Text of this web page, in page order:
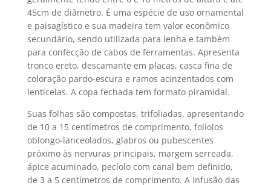
45cm de diâmetro. É uma espécie de uso ornamental
e paisagístico e sua madeira tem valor econômico
secundário, sendo utilizada para lenha e também
para confecção de cabos de ferramentas. Apresenta
tronco ereto, descamante em placas, casca fina de
coloração pardo-escura e ramos acinzentados com
lenticelas. A copa fechada tem formato piramidal.
Suas folhas são compostas, trifoliadas, apresentando
de 10 a 15 centímetros de comprimento, folíolos
oblongo-lanceolados, glabros ou pubescentes
próximo às nervuras principais, margem serreada,
ápice acuminado, pecíolo com canal bem definido,
de 3 a 5 centímetros de comprimento. A infusão das